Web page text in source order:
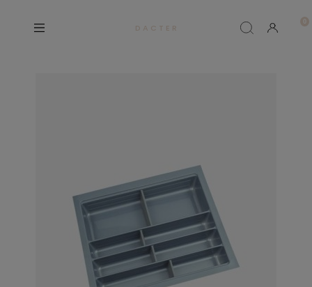
D A C T E R